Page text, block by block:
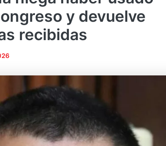
y devuelve
recibidas